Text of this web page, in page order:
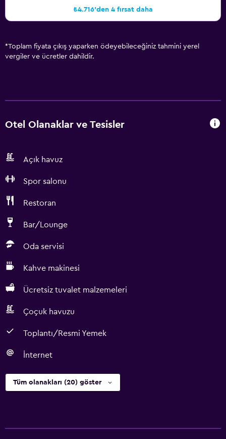
₺4.716'den 4 fırsat daha
*Toplam fiyata çıkış yaparken ödeyebileceğiniz tahmini yerel
vergiler ve ücretler dahildir.
Otel Olanaklar ve Tesisler
Açık havuz
Spor salonu
Restoran
Bar/Lounge
Oda servisi
Kahve makinesi
Ücretsiz tuvalet malzemeleri
Çoçuk havuzu
Toplantı/Resmi Yemek
İnternet
Tüm olanakları (20) göster